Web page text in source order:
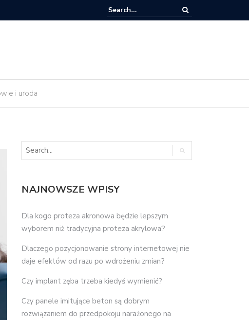
Czy implant zęba trzeba kiedyś wymienić?
i uroda
NAJNOWSZE WPISY
Dla kogo proteza akronowa będzie lepszym
wyborem niż tradycyjna proteza akrylowa?
Dlaczego pozycjonowanie strony internetowej nie
daje efektów od razu po wdrożeniu zmian?
Czy implant zęba trzeba kiedyś wymienić?
Czy panele imitujące beton są dobrym
rozwiązaniem do przedpokoju narażonego na